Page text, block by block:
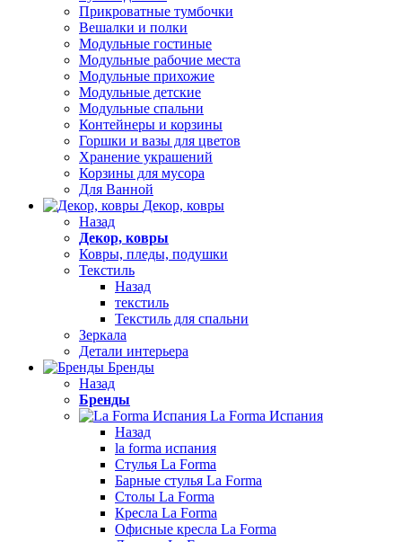
Прикроватные тумбочки
Вешалки и полки
Модульные гостиные
Модульные рабочие места
Модульные прихожие
Модульные детские
Модульные спальни
Контейнеры и корзины
Горшки и вазы для цветов
Хранение украшений
Корзины для мусора
Для Ванной
Декор, ковры
Назад
Декор, ковры
Ковры, пледы, подушки
Текстиль
Назад
текстиль
Текстиль для спальни
Зеркала
Детали интерьера
Бренды
Назад
Бренды
La Forma Испания
Назад
la forma испания
Стулья La Forma
Барные стулья La Forma
Столы La Forma
Кресла La Forma
Офисные кресла La Forma